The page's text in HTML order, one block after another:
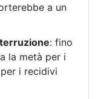
a un
: fino
la metà per i
i recidivi